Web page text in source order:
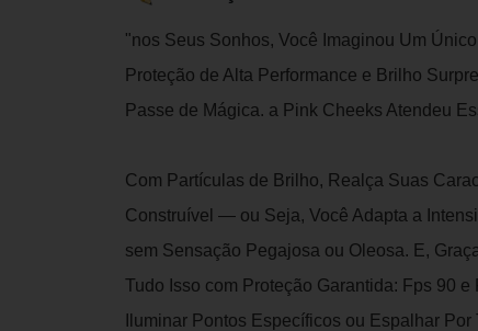
"nos Seus Sonhos, Você Imaginou Um
Proteção de Alta Performance e Brilho
Passe de Mágica. a Pink Cheeks Atendeu
Com Partículas de Brilho, Realça Suas
Construível — ou Seja, Você Adapta a
sem Sensação Pegajosa ou Oleosa. E,
Tudo Isso com Proteção Garantida: Fps 90 e
Iluminar Pontos Específicos ou Espalhar Por